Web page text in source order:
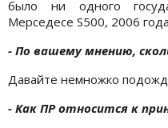
было ни одного
Мерседесе S500, 2006
- По вашему мнению,
Давайте немножко
- Как ПР относится к